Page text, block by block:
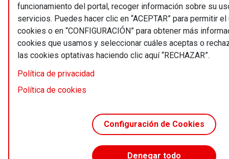
funcionamiento del portal, recoger información sobre su
servicios. Puedes hacer clic en “ACEPTAR” para permitir
cookies o en “CONFIGURACIÓN” para obtener más
cookies que usamos y seleccionar cuáles aceptas o
las cookies optativas haciendo clic aquí “RECHAZAR”.
Política de privacidad
Política de cookies
Configuración de Cookies
Denegar todo